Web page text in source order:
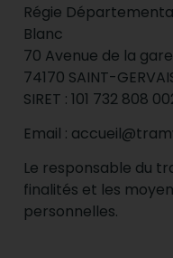
Régie
Blanc
70 Avenue de la gare
74170 SAINT-
SIRET : 101 732 808
Email :
Le responsable du
finalités et les
personnelles.